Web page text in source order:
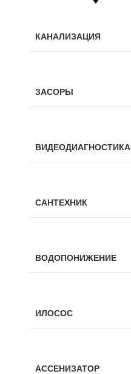
КАНАЛИЗАЦИЯ
ЗАСОРЫ
ВИДЕОДИАГНОСТИКА
САНТЕХНИК
ВОДОПОНИЖЕНИЕ
ИЛОСОС
АССЕНИЗАТОР